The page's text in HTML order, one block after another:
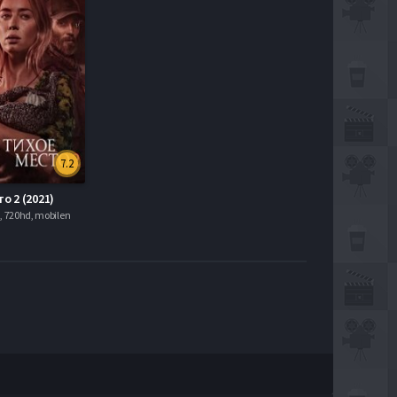
7.2
2 (2021)
720hd, mobilen